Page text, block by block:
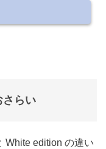
さらい
White edition の違い